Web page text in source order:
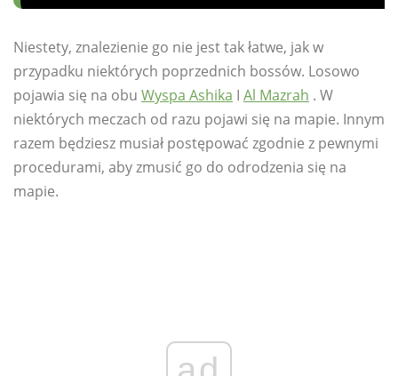
Niestety, znalezienie go nie jest tak łatwe, jak w
przypadku niektórych poprzednich bossów. Losowo
pojawia się na obu Wyspa Ashika I Al Mazrah . W
niektórych meczach od razu pojawi się na mapie. Innym
razem będziesz musiał postępować zgodnie z pewnymi
procedurami, aby zmusić go do odrodzenia się na
mapie.